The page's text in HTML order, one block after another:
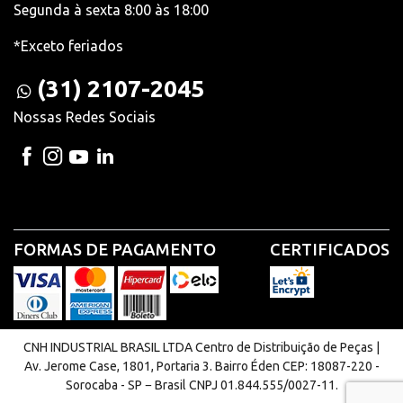
Segunda à sexta 8:00 às 18:00
*Exceto feriados
(31) 2107-2045
Nossas Redes Sociais
FORMAS DE PAGAMENTO CERTIFICADOS
CNH INDUSTRIAL BRASIL LTDA Centro de Distribuição de Peças |
Av. Jerome Case, 1801, Portaria 3. Bairro Éden CEP: 18087-220 -
Sorocaba - SP − Brasil CNPJ 01.844.555/0027-11.